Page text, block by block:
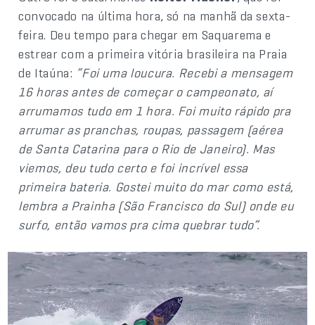
convocado na última hora, só na manhã da sexta-
feira. Deu tempo para chegar em Saquarema e
estrear com a primeira vitória brasileira na Praia
de Itaúna: “Foi uma loucura. Recebi a mensagem
16 horas antes de começar o campeonato, aí
arrumamos tudo em 1 hora. Foi muito rápido pra
arrumar as pranchas, roupas, passagem (aérea
de Santa Catarina para o Rio de Janeiro). Mas
viemos, deu tudo certo e foi incrível essa
primeira bateria. Gostei muito do mar como está,
lembra a Prainha (São Francisco do Sul) onde eu
surfo, então vamos pra cima quebrar tudo”.